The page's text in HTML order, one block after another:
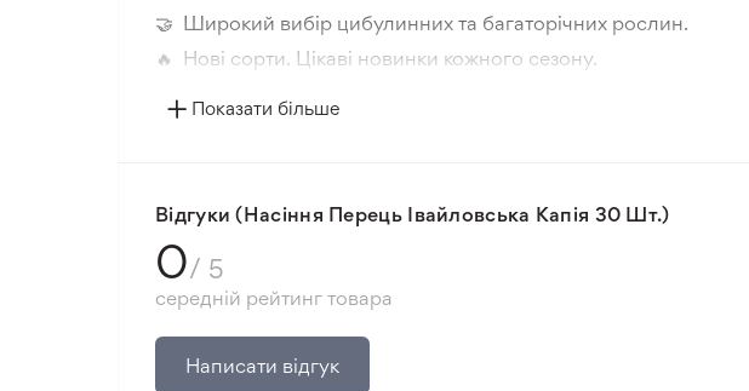
🤝 Широкий вибір цибулинних та багаторічних рослин.
🔥 Нові сорти. Цікаві новинки кожного сезону.
📸 Відповідність сортів. Співпадіння фотографії товара та
Показати більше
Відгуки (Насіння Перець Івайловська Капія 30 Шт.)
0/ 5
середній рейтинг товара
Написати відгук